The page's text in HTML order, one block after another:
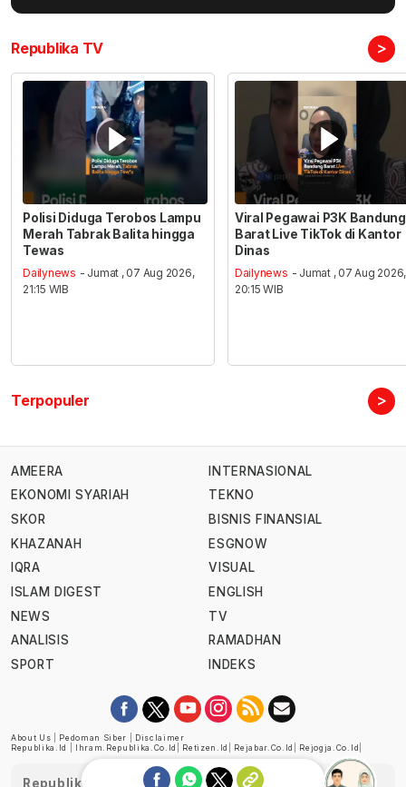
Republika TV >
Polisi Diduga Terobos Lampu
Merah Tabrak Balita hingga
Tewas
Dailynews - Jumat , 07 Aug 2026,
21:15 WIB
Viral Pegawai P3K Bandung
Barat Live TikTok di Kantor
Dinas
Dailynews - Jumat , 07 Aug 2026,
20:15 WIB
Terpopuler >
AMEERA
EKONOMI SYARIAH
SKOR
KHAZANAH
IQRA
ISLAM DIGEST
NEWS
ANALISIS
SPORT
INTERNASIONAL
TEKNO
BISNIS FINANSIAL
ESGNOW
VISUAL
ENGLISH
TV
RAMADHAN
INDEKS
About Us Pedoman Siber
Disclaimer
Republika.id
Ihram.republika.co.id Retizen.id Rejabar.co.id Rejogja.co.id
Republika telah diverifikasi oleh Dewan Pers